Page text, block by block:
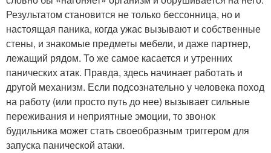
Результатом становится не только бессонница, но и
настоящая паника, когда ужас вызывают и собственные
стены, и знакомые предметы мебели, и даже партнер,
лежащий рядом. То же самое касается и утренних
панических атак. Правда, здесь начинает работать и
другой механизм. Если подсознательно у человека поход
на работу (или просто путь до нее) вызывает сильные
переживания и неприятные эмоции, то звонок
будильника может стать своеобразным триггером для
запуска панической атаки.